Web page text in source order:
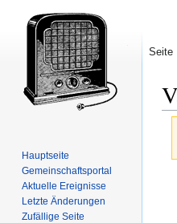
Seite
Hauptseite
Gemeinschafts­portal
Aktuelle Ereignisse
Letzte Änderungen
Zufällige Seite